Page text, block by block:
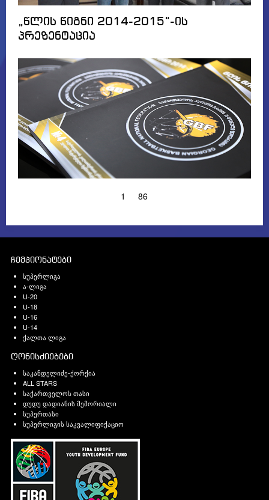
„წლის წიგნი 2014-2015“-ის
პრეზენტაცია
1 86
ჩემპიონატები
სუპერლიგა
ა-ლიგა
U-20
U-18
U-16
U-14
ქალთა ლიგა
ღონისძიებები
საკანდელიძე-ქორქია
ALL STARS
საქართველოს თასი
დუდუ დადიანის მემორიალი
სუპერთასი
სუპერლიგის საკვალიფიქაციო